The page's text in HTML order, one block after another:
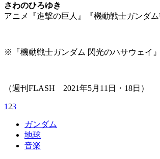
さわのひろゆき
アニメ『進撃の巨人』『機動戦士ガンダ
※『機動戦士ガンダム 閃光のハサウェイ
（週刊FLASH 2021年5月11日・18日）
1 23
ガンダム
地球
音楽